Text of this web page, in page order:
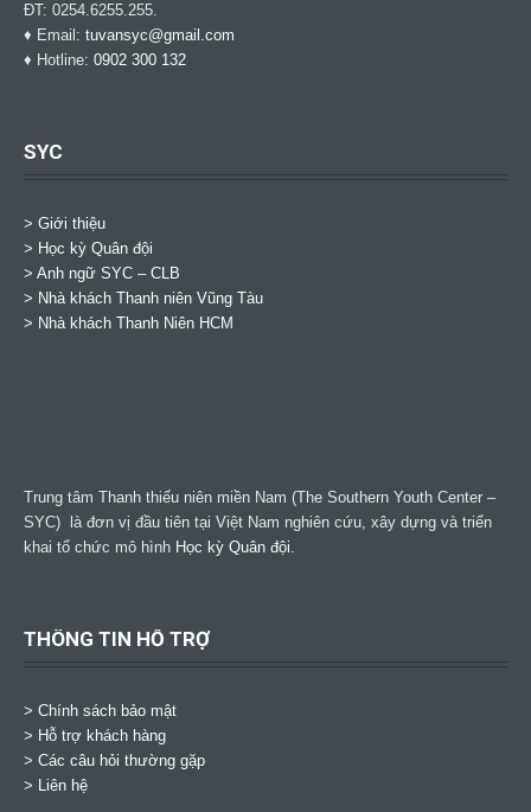
ĐT: 0254.6255.255.
♦ Email: tuvansyc@gmail.com
♦ Hotline: 0902 300 132
SYC
> Giới thiệu
> Học kỳ Quân đội
> Anh ngữ SYC – CLB
> Nhà khách Thanh niên Vũng Tàu
> Nhà khách Thanh Niên HCM
Trung tâm Thanh thiếu niên miền Nam (The Southern Youth Center –
SYC) là đơn vị đầu tiên tại Việt Nam nghiên cứu, xây dựng và triển
khai tổ chức mô hình Học kỳ Quân đội.
THÔNG TIN HỖ TRỢ
> Chính sách bảo mật
> Hỗ trợ khách hàng
> Các câu hỏi thường gặp
> Liên hệ